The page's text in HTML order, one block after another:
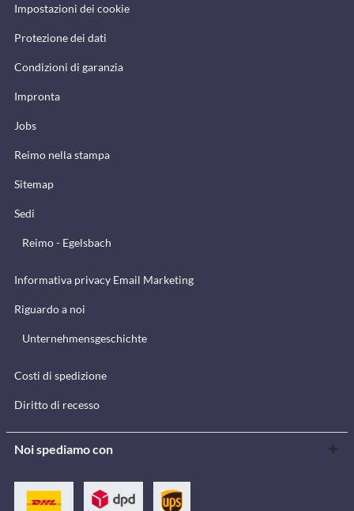
Impostazioni dei cookie
Protezione dei dati
Condizioni di garanzia
Impronta
Jobs
Reimo nella stampa
Sitemap
Sedi
Reimo - Egelsbach
Informativa privacy Email Marketing
Riguardo a noi
Unternehmensgeschichte
Costi di spedizione
Diritto di recesso
Noi spediamo con